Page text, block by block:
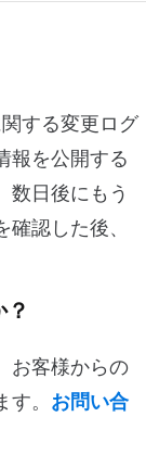
する変更ログ
報を公開する
数日後にもう
認した後、
お客様からの
。 お問い合